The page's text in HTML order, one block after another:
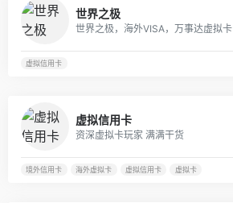
世界之极
世界之极，海外VISA，万事达虚拟卡
虚拟信用卡
虚拟信用卡
资深虚拟卡玩家 满满干货
境外信用卡 海外虚拟卡 虚拟信用卡 虚拟卡